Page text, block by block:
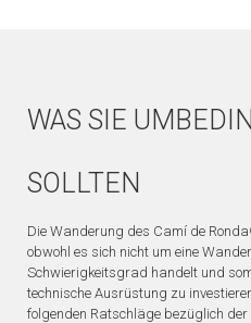
WAS SIE
SOLLTEN
Die Wanderung des Camí de
obwohl es sich nicht um eine
Schwierigkeitsgrad handelt und
technische Ausrüstung zu
folgenden Ratschläge bezüglich